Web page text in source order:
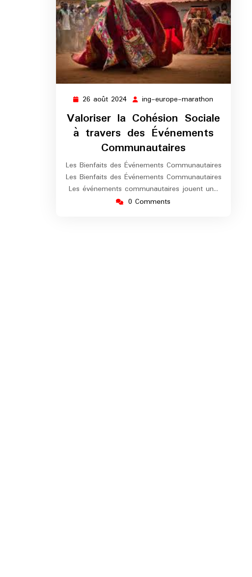
26 août 2024 26
août
2024
ing-europe-marathon
europe-
marathon
Valoriser la Cohésion Sociale
à travers des Événements
Communautaires
Les Bienfaits des Événements Communautaires
Les Bienfaits des Événements Communautaires
Les événements communautaires jouent un…
0 Comments